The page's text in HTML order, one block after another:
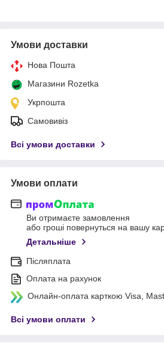
Умови доставки
Нова Пошта
Магазини Rozetka
Укрпошта
Самовивіз
Всі умови доставки
Умови оплати
Ви отримаєте замовлення
або гроші повернуться на вашу
Детальніше
Післяплата
Оплата на рахунок
Онлайн-оплата карткою Visa,
Всі умови оплати